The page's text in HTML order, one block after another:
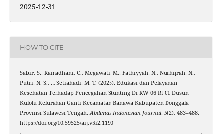
2025-12-31
HOW TO CITE
Sabir, S., Ramadhani, C., Megawati, M., Fathiyyah, N., Nurhijrah, N.,
Putri, N. S., … Setiahadi, M. T. (2025). Edukasi dan Pelayanan
Kesehatan Terhadap Pencegahan Stunting Di RW 06 Rt 01 Dusun
Kulolu Kelurahan Ganti Kecamatan Banawa Kabupaten Donggala
Provinsi Sulawesi Tengah. Abdimas Indonesian Journal, 5(2), 483–488.
https://doi.org/10.59525/aij.v5i2.1190